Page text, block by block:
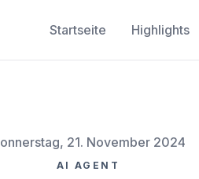
Startseite Highlights
21. November 2024
AI AGENT